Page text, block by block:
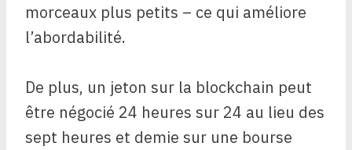
morceaux plus petits – ce qui améliore
l’abordabilité.
De plus, un jeton sur la blockchain peut
être négocié 24 heures sur 24 au lieu des
sept heures et demie sur une bourse